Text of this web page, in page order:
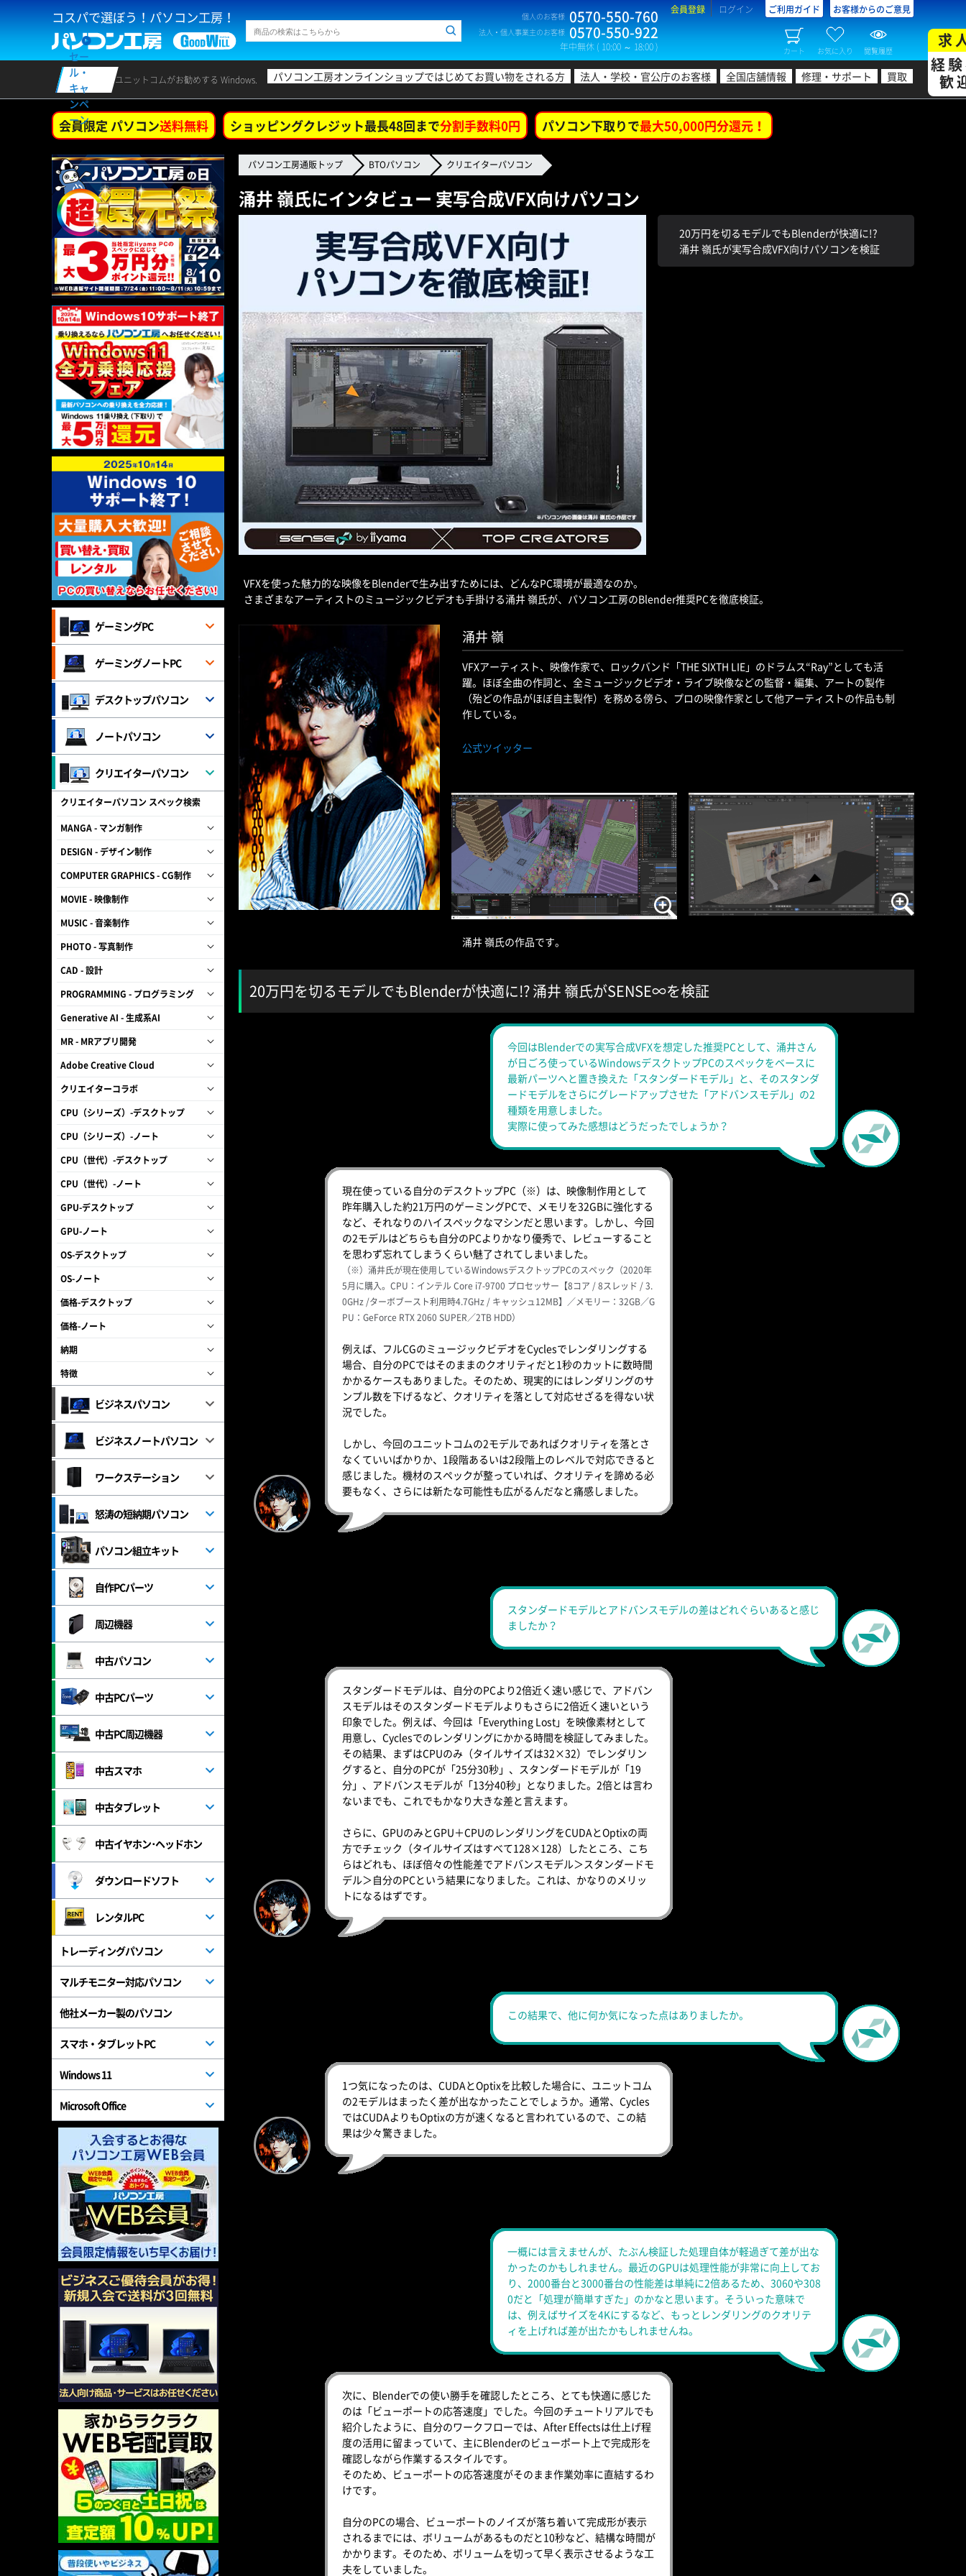
コスパで選ぼう！パソコン工房！ 個人のお客様 0570-550-760
法人・個人事業主のお客様 0570-550-922
年中無休 ( 10:00 ～ 18:00 )
会員登録 ログイン ご利用ガイド お客様からのご意見
カート お気に入り 閲覧履歴
セー
ル・
キャ
ンペ
ーン
ユニットコムがお勧めする Windows. パソコン工房オンラインショップではじめてお買い物をされる方 法人・学校・官公庁のお客様 全国店舗情報 修理・サポート 買取
求
経
歓
会員限定 パソコン送料無料 ショッピングクレジット最長48回まで分割手数料0円 パソコン下取りで最大50,000円分還元！
パソコン工房通販トップ BTOパソコン クリエイターパソコン
涌井 嶺氏にインタビュー 実写合成VFX向けパソコン
20万円を切るモデルでもBlenderが快適に!?
涌井 嶺氏が実写合成VFX向けパソコンを検証
VFXを使った魅力的な映像をBlenderで生み出すためには、どんなPC環境が最適なのか。
さまざまなアーティストのミュージックビデオも手掛ける涌井 嶺氏が、パソコン工房のBlender推奨PCを徹底検証。
涌井 嶺
VFXアーティスト、映像作家で、ロックバンド「THE SIXTH LIE」のドラムス“Ray”としても活
躍。ほぼ全曲の作詞と、全ミュージックビデオ・ライブ映像などの監督・編集、アートの製作
（殆どの作品がほぼ自主製作）を務める傍ら、プロの映像作家として他アーティストの作品も制
作している。
公式ツイッター
涌井 嶺氏の作品です。
20万円を切るモデルでもBlenderが快適に!? 涌井 嶺氏がSENSE∞を検証
今回はBlenderでの実写合成VFXを想定した推奨PCとして、涌井さん
が日ごろ使っているWindowsデスクトップPCのスペックをベースに
最新パーツへと置き換えた「スタンダードモデル」と、そのスタンダ
ードモデルをさらにグレードアップさせた「アドバンスモデル」の2
種類を用意しました。
実際に使ってみた感想はどうだったでしょうか？
現在使っている自分のデスクトップPC（※）は、映像制作用として
昨年購入した約21万円のゲーミングPCで、メモリを32GBに強化する
など、それなりのハイスペックなマシンだと思います。しかし、今回
の2モデルはどちらも自分のPCよりかなり優秀で、レビューすること
を思わず忘れてしまうくらい魅了されてしまいました。
（※）涌井氏が現在使用しているWindowsデスクトップPCのスペック（2020年
5月に購入。CPU：インテル Core i7-9700 プロセッサー【8コア / 8スレッド / 3.
0GHz /ターボブースト利用時4.7GHz / キャッシュ12MB】／メモリー：32GB／G
PU：GeForce RTX 2060 SUPER／2TB HDD）
例えば、フルCGのミュージックビデオをCyclesでレンダリングする
場合、自分のPCではそのままのクオリティだと1秒のカットに数時間
かかるケースもありました。そのため、現実的にはレンダリングのサ
ンプル数を下げるなど、クオリティを落として対応せざるを得ない状
況でした。
しかし、今回のユニットコムの2モデルであればクオリティを落とさ
なくていいばかりか、1段階あるいは2段階上のレベルで対応できると
感じました。機材のスペックが整っていれば、クオリティを諦める必
要もなく、さらには新たな可能性も広がるんだなと痛感しました。
スタンダードモデルとアドバンスモデルの差はどれぐらいあると感じ
ましたか？
スタンダードモデルは、自分のPCより2倍近く速い感じで、アドバン
スモデルはそのスタンダードモデルよりもさらに2倍近く速いという
印象でした。例えば、今回は「Everything Lost」を映像素材として
用意し、Cyclesでのレンダリングにかかる時間を検証してみました。
その結果、まずはCPUのみ（タイルサイズは32×32）でレンダリン
グすると、自分のPCが「25分30秒」、スタンダードモデルが「19
分」、アドバンスモデルが「13分40秒」となりました。2倍とは言わ
ないまでも、これでもかなり大きな差と言えます。
さらに、GPUのみとGPU＋CPUのレンダリングをCUDAとOptixの両
方でチェック（タイルサイズはすべて128×128）したところ、こち
らはどれも、ほぼ倍々の性能差でアドバンスモデル＞スタンダードモ
デル＞自分のPCという結果になりました。これは、かなりのメリッ
トになるはずです。
この結果で、他に何か気になった点はありましたか。
1つ気になったのは、CUDAとOptixを比較した場合に、ユニットコム
の2モデルはまったく差が出なかったことでしょうか。通常、Cycles
ではCUDAよりもOptixの方が速くなると言われているので、この結
果は少々驚きました。
一概には言えませんが、たぶん検証した処理自体が軽過ぎて差が出な
かったのかもしれません。最近のGPUは処理性能が非常に向上してお
り、2000番台と3000番台の性能差は単純に2倍あるため、3060や308
0だと「処理が簡単すぎた」のかなと思います。そういった意味で
は、例えばサイズを4Kにするなど、もっとレンダリングのクオリテ
ィを上げれば差が出たかもしれませんね。
次に、Blenderでの使い勝手を確認したところ、とても快適に感じた
のは「ビューポートの応答速度」でした。今回のチュートリアルでも
紹介したように、自分のワークフローでは、After Effectsは仕上げ程
度の活用に留まっていて、主にBlenderのビューポート上で完成形を
確認しながら作業するスタイルです。
そのため、ビューポートの応答速度がそのまま作業効率に直結するわ
けです。
自分のPCの場合、ビューポートのノイズが落ち着いて完成形が表示
されるまでには、ボリュームがあるものだと10秒など、結構な時間が
かかります。そのため、ボリュームを切って早く表示させるような工
夫をしていました。
ゲーミングPC
ゲーミングノートPC
デスクトップパソコン
ノートパソコン
クリエイターパソコン
クリエイターパソコン スペック検索
MANGA - マンガ制作
DESIGN - デザイン制作
COMPUTER GRAPHICS - CG制作
MOVIE - 映像制作
MUSIC - 音楽制作
PHOTO - 写真制作
CAD - 設計
PROGRAMMING - プログラミング
Generative AI - 生成系AI
MR - MRアプリ開発
Adobe Creative Cloud
クリエイターコラボ
CPU（シリーズ）-デスクトップ
CPU（シリーズ）-ノート
CPU（世代）-デスクトップ
CPU（世代）-ノート
GPU-デスクトップ
GPU-ノート
OS-デスクトップ
OS-ノート
価格-デスクトップ
価格-ノート
納期
特徴
ビジネスパソコン
ビジネスノートパソコン
ワークステーション
怒涛の短納期パソコン
パソコン組立キット
自作PCパーツ
周辺機器
中古パソコン
中古PCパーツ
中古PC周辺機器
中古スマホ
中古タブレット
中古イヤホン･ヘッドホン
ダウンロードソフト
レンタルPC
トレーディングパソコン
マルチモニター対応パソコン
他社メーカー製のパソコン
スマホ・タブレットPC
Windows 11
Microsoft Office